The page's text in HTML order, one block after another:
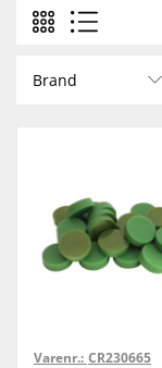
Brand
Varenr.: CR230665